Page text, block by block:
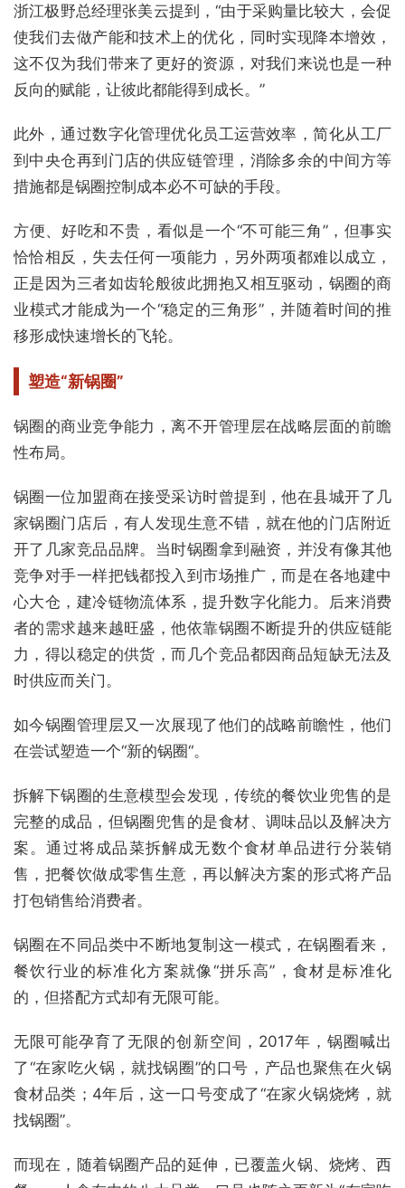
浙江极野总经理张美云提到，“由于采购量比较大，会促
使我们去做产能和技术上的优化，同时实现降本增效，
这不仅为我们带来了更好的资源，对我们来说也是一种
反向的赋能，让彼此都能得到成长。”
此外，通过数字化管理优化员工运营效率，简化从工厂
到中央仓再到门店的供应链管理，消除多余的中间方等
措施都是锅圈控制成本必不可缺的手段。
方便、好吃和不贵，看似是一个“不可能三角”，但事实
恰恰相反，失去任何一项能力，另外两项都难以成立，
正是因为三者如齿轮般彼此拥抱又相互驱动，锅圈的商
业模式才能成为一个“稳定的三角形”，并随着时间的推
移形成快速增长的飞轮。
塑造“新锅圈”
锅圈的商业竞争能力，离不开管理层在战略层面的前瞻
性布局。
锅圈一位加盟商在接受采访时曾提到，他在县城开了几
家锅圈门店后，有人发现生意不错，就在他的门店附近
开了几家竞品品牌。当时锅圈拿到融资，并没有像其他
竞争对手一样把钱都投入到市场推广，而是在各地建中
心大仓，建冷链物流体系，提升数字化能力。后来消费
者的需求越来越旺盛，他依靠锅圈不断提升的供应链能
力，得以稳定的供货，而几个竞品都因商品短缺无法及
时供应而关门。
如今锅圈管理层又一次展现了他们的战略前瞻性，他们
在尝试塑造一个“新的锅圈“。
拆解下锅圈的生意模型会发现，传统的餐饮业兜售的是
完整的成品，但锅圈兜售的是食材、调味品以及解决方
案。通过将成品菜拆解成无数个食材单品进行分装销
售，把餐饮做成零售生意，再以解决方案的形式将产品
打包销售给消费者。
锅圈在不同品类中不断地复制这一模式，在锅圈看来，
餐饮行业的标准化方案就像“拼乐高”，食材是标准化
的，但搭配方式却有无限可能。
无限可能孕育了无限的创新空间，2017年，锅圈喊出
了“在家吃火锅，就找锅圈”的口号，产品也聚焦在火锅
食材品类；4年后，这一口号变成了“在家火锅烧烤，就
找锅圈”。
而现在，随着锅圈产品的延伸，已覆盖火锅、烧烤、西